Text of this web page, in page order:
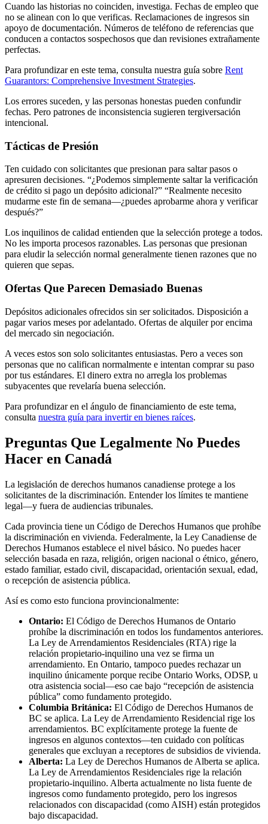
Cuando las historias no coinciden, investiga. Fechas de empleo que
no se alinean con lo que verificas. Reclamaciones de ingresos sin
apoyo de documentación. Números de teléfono de referencias que
conducen a contactos sospechosos que dan revisiones extrañamente
perfectas.
Para profundizar en este tema, consulta nuestra guía sobre Rent
Guarantors: Comprehensive Investment Strategies.
Los errores suceden, y las personas honestas pueden confundir
fechas. Pero patrones de inconsistencia sugieren tergiversación
intencional.
Tácticas de Presión
Ten cuidado con solicitantes que presionan para saltar pasos o
apresuren decisiones. “¿Podemos simplemente saltar la verificación
de crédito si pago un depósito adicional?” “Realmente necesito
mudarme este fin de semana—¿puedes aprobarme ahora y verificar
después?”
Los inquilinos de calidad entienden que la selección protege a todos.
No les importa procesos razonables. Las personas que presionan
para eludir la selección normal generalmente tienen razones que no
quieren que sepas.
Ofertas Que Parecen Demasiado Buenas
Depósitos adicionales ofrecidos sin ser solicitados. Disposición a
pagar varios meses por adelantado. Ofertas de alquiler por encima
del mercado sin negociación.
A veces estos son solo solicitantes entusiastas. Pero a veces son
personas que no califican normalmente e intentan comprar su paso
por tus estándares. El dinero extra no arregla los problemas
subyacentes que revelaría buena selección.
Para profundizar en el ángulo de financiamiento de este tema,
consulta nuestra guía para invertir en bienes raíces.
Preguntas Que Legalmente No Puedes
Hacer en Canadá
La legislación de derechos humanos canadiense protege a los
solicitantes de la discriminación. Entender los límites te mantiene
legal—y fuera de audiencias tribunales.
Cada provincia tiene un Código de Derechos Humanos que prohíbe
la discriminación en vivienda. Federalmente, la Ley Canadiense de
Derechos Humanos establece el nivel básico. No puedes hacer
selección basada en raza, religión, origen nacional o étnico, género,
estado familiar, estado civil, discapacidad, orientación sexual, edad,
o recepción de asistencia pública.
Así es como esto funciona provincionalmente:
Ontario: El Código de Derechos Humanos de Ontario
prohíbe la discriminación en todos los fundamentos anteriores.
La Ley de Arrendamientos Residenciales (RTA) rige la
relación propietario-inquilino una vez se firma un
arrendamiento. En Ontario, tampoco puedes rechazar un
inquilino únicamente porque recibe Ontario Works, ODSP, u
otra asistencia social—eso cae bajo “recepción de asistencia
pública” como fundamento protegido.
Columbia Británica: El Código de Derechos Humanos de
BC se aplica. La Ley de Arrendamiento Residencial rige los
arrendamientos. BC explícitamente protege la fuente de
ingresos en algunos contextos—ten cuidado con políticas
generales que excluyan a receptores de subsidios de vivienda.
Alberta: La Ley de Derechos Humanos de Alberta se aplica.
La Ley de Arrendamientos Residenciales rige la relación
propietario-inquilino. Alberta actualmente no lista fuente de
ingresos como fundamento protegido, pero los ingresos
relacionados con discapacidad (como AISH) están protegidos
bajo discapacidad.